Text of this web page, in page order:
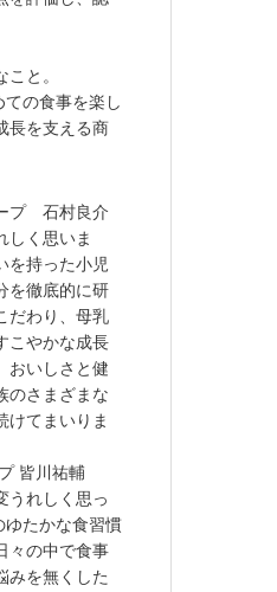
と。
ての食事を楽し
長を支える商
プ 石村良介
しく思いま
を持った小児
を徹底的に研
だわり、母乳
こやかな成長
おいしさと健
のさまざまな
けてまいりま
皆川祐輔
うれしく思っ
ゆたかな食習慣
々の中で食事
みを無くした